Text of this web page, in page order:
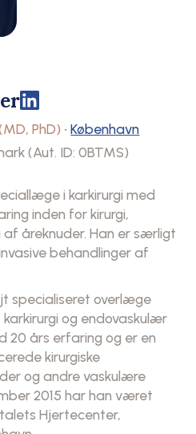
PhD) •København
(Aut. ID: 0BTMS)
i karkirurgi med
inden for kirurgi,
af åreknuder. Han er særligt
behandlinger af
specialiseret overlæge
karkirurgi og endovaskulær
20 års erfaring og er en
kirurgiske
og andre vaskulære
2015 har han været
Hjertecenter,